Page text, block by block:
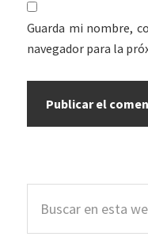
Guarda mi nombre,
navegador para la
Barra
lateral
esta